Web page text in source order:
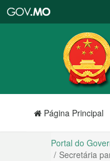
RAE
de
Macau
Página Principal
Portal do
Secretária